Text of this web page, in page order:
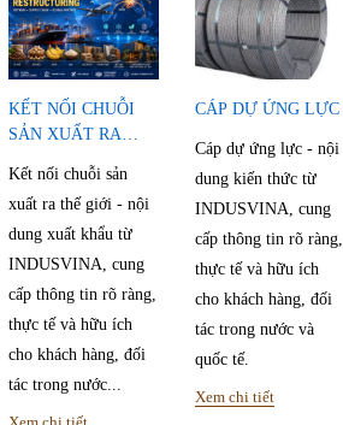
KẾT NỐI CHUỖI
SẢN XUẤT RA
Kết nối chuỗi sản
xuất ra thế giới - nội
dung xuất khẩu từ
INDUSVINA, cung
cấp thông tin rõ ràng,
thực tế và hữu ích
cho khách hàng, đối
tác trong nước...
CÁP DỰ ỨNG LỰC
Cáp dự ứng lực - nội
dung kiến thức từ
INDUSVINA, cung
cấp thông tin rõ ràng,
thực tế và hữu ích
cho khách hàng, đối
tác trong nước và
quốc tế.
Xem chi tiết